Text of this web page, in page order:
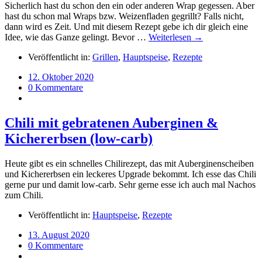
Sicherlich hast du schon den ein oder anderen Wrap gegessen. Aber
hast du schon mal Wraps bzw. Weizenfladen gegrillt? Falls nicht,
dann wird es Zeit. Und mit diesem Rezept gebe ich dir gleich eine
Idee, wie das Ganze gelingt. Bevor … Weiterlesen →
Veröffentlicht in: Grillen, Hauptspeise, Rezepte
12. Oktober 2020
0 Kommentare
Chili mit gebratenen Auberginen &
Kichererbsen (low-carb)
Heute gibt es ein schnelles Chilirezept, das mit Auberginenscheiben
und Kichererbsen ein leckeres Upgrade bekommt. Ich esse das Chili
gerne pur und damit low-carb. Sehr gerne esse ich auch mal Nachos
zum Chili.
Veröffentlicht in: Hauptspeise, Rezepte
13. August 2020
0 Kommentare